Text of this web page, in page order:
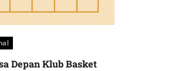
Depan Klub Basket